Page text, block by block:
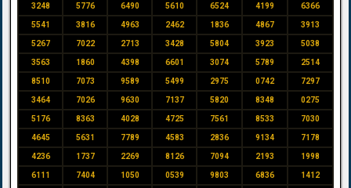
3248 5776 6490 5610 6524 4199 6366
5541 3816 4963 2462 1836 4867 3913
5267 7022 2713 3428 5804 3923 5038
3563 1860 4398 6601 3074 5789 2514
8510 7073 9589 5499 2975 0742 7297
3464 7026 9630 7137 5820 8348 0275
5176 8363 4028 4725 7561 8533 7030
4645 5631 7789 4583 2836 9134 7178
4236 1737 2269 8126 7094 2193 1998
6111 7404 1050 0539 9803 6836 1412